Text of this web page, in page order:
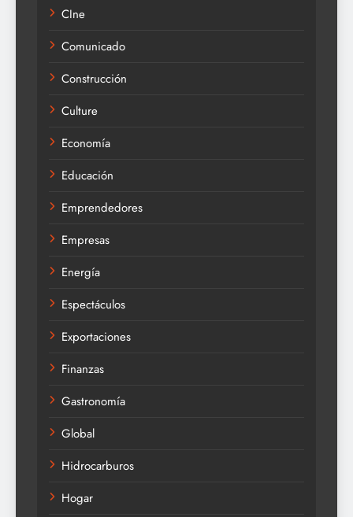
CIne
Comunicado
Construcción
Culture
Economía
Educación
Emprendedores
Empresas
Energía
Espectáculos
Exportaciones
Finanzas
Gastronomía
Global
Hidrocarburos
Hogar